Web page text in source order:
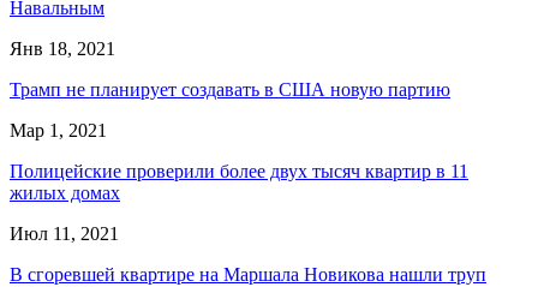
Навальным
Янв 18, 2021
Трамп не планирует создавать в США новую партию
Мар 1, 2021
Полицейские проверили более двух тысяч квартир в 11
жилых домах
Июл 11, 2021
В сгоревшей квартире на Маршала Новикова нашли труп